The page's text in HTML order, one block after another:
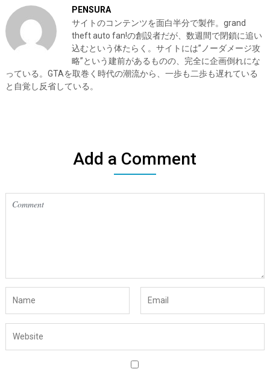
PENSURA
サイトのコンテンツを面白半分で製作。grand
theft auto fan!の創設者だが、数週間で閉鎖に追い
込むという体たらく。サイトには”ノーダメージ攻
略”という建前があるものの、完全に企画倒れにな
っている。GTAを取巻く時代の潮流から、一歩も二歩も遅れている
と自覚し反省している。
Add a Comment